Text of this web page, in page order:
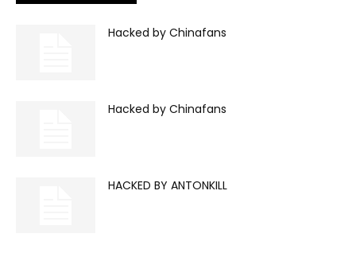
Hacked by Chinafans
Hacked by Chinafans
HACKED BY ANTONKILL